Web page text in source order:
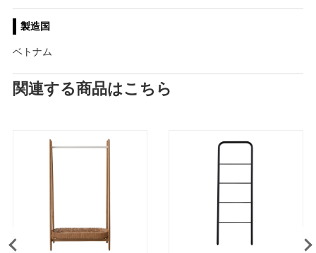
製造国
ベトナム
関連する商品はこちら